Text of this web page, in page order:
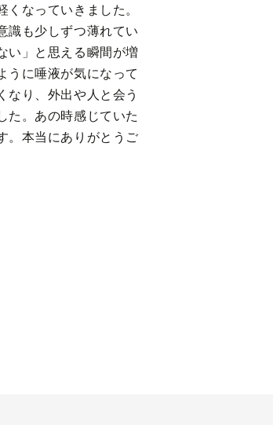
くなっていきました。
識も少しずつ薄れてい
い」と思える瞬間が増
うに唾液が気になって
なり、外出や人と会う
た。あの時感じていた
。本当にありがとうご